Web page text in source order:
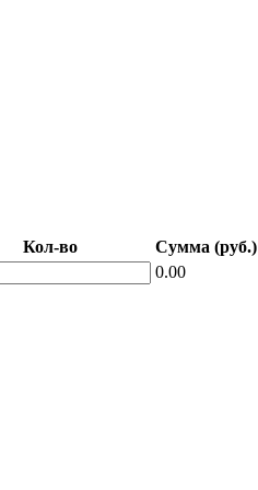
Кол-во
Сумма (руб.)
0.00